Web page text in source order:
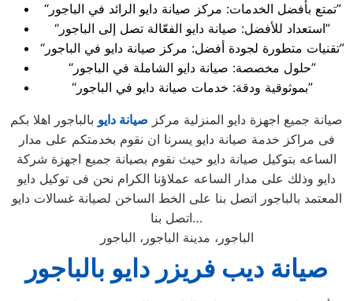
“تمتع بأفضل الخدمات: مركز صيانة دايو الرائد في الباجور”
“استعداد للأفضل: صيانة دايو الفعّالة تصل إلى الباجور”
“تقنيات متطورة لجودة أفضل: مركز صيانة دايو في الباجور”
“حلول مخصصة: صيانة دايو الشاملة في الباجور”
“بموثوقية ودقة: خدمات صيانة دايو في الباجور”
صيانة جميع اجهزة دايو المنزلية مركز صيانة دايو بالباجور اهلا بكم
فى مراكز خدمة صيانة دايو يسرنا ان نقوم بخدمتكم على مدار
الساعه بتوكيل صيانة دايو حيث نقوم بصيانة جميع اجهزة شركة
دايو وذلك على مدار الساعه عملاؤنا الكرام نحن فى توكيل دايو
المعتمد بالباجور اتصل بنا على الخط الساخن لصيانة غسالات دايو
اتصل بنا…
الباجور، مدينة الباجور، الباجور
صيانة ديب فريزر دايو بالباجور